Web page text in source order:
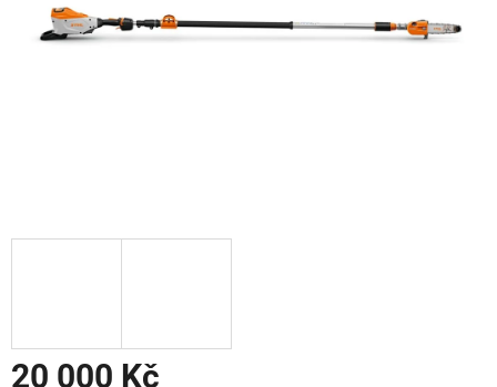
20 000 Kč